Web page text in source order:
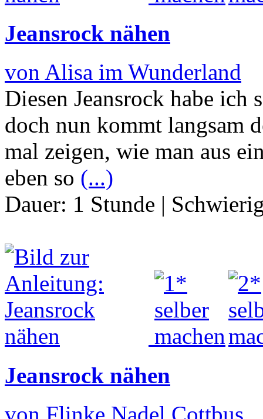
Jeansrock nähen
von Alisa im Wunderland
Diesen Jeansrock habe ich
doch nun kommt langsam
mal zeigen, wie man aus
eben so (...)
Dauer: 1 Stunde |
Jeansrock nähen